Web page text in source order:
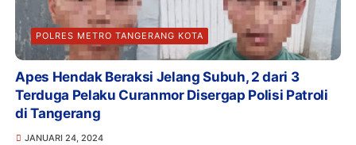
POLRES METRO TANGERANG KOTA
Apes Hendak Beraksi Jelang Subuh, 2 dari 3
Terduga Pelaku Curanmor Disergap Polisi Patroli
di Tangerang
JANUARI 24, 2024